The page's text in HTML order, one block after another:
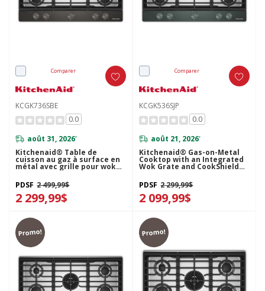
Comparer
KCGK736SBE
0.0
août 31, 2026*
Kitchenaid® Table de
cuisson au gaz à surface en
métal avec grille pour wok
intégrée et fini CookShield™
KCGK736SBE
PDSF 2 499,99$
2 299,99$
Comparer
KCGK536SJP
0.0
août 21, 2026*
Kitchenaid® Gas-on-Metal
Cooktop with an Integrated
Wok Grate and CookShield™
PDSF 2 299,99$
2 099,99$
Promo! Promo!